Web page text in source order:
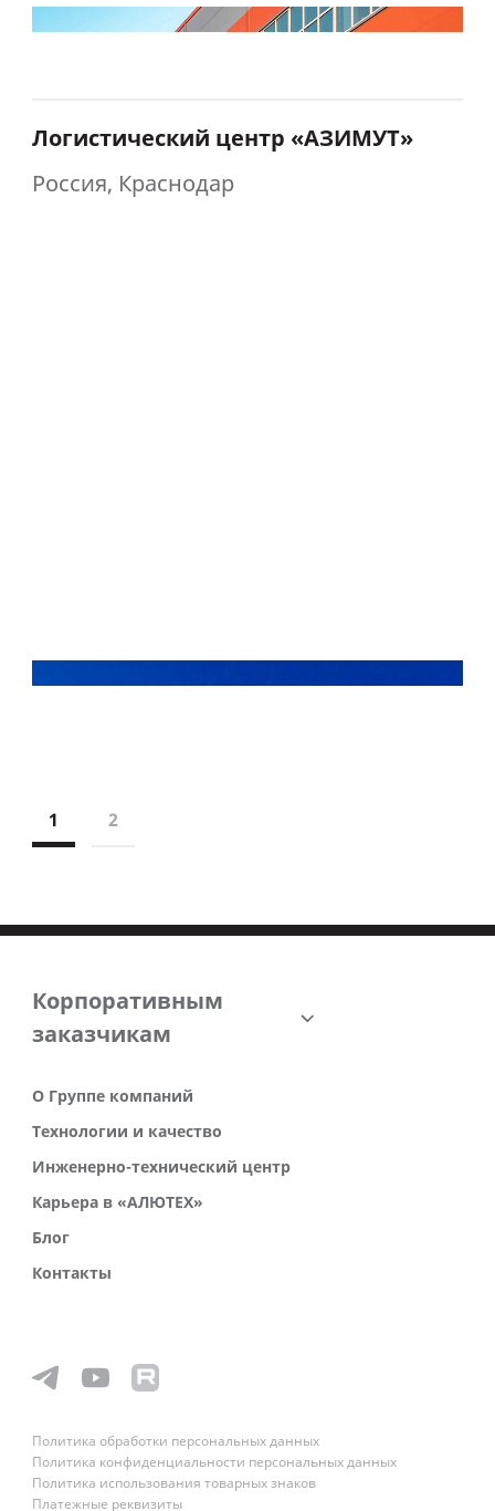
Логистический центр «АЗИМУТ»
Россия, Краснодар
1 2
Корпоративным
заказчикам
О Группе компаний
Технологии и качество
Инженерно-технический центр
Карьера в «АЛЮТЕХ»
Блог
Контакты
Политика обработки персональных данных
Политика конфиденциальности персональных данных
Политика использования товарных знаков
Платежные реквизиты